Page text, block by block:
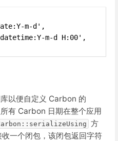
m-d',
m-d H:00',
以便自定义 Carbon 的
有 Carbon 日期在整个应用
方
收一个闭包，该闭包返回字符